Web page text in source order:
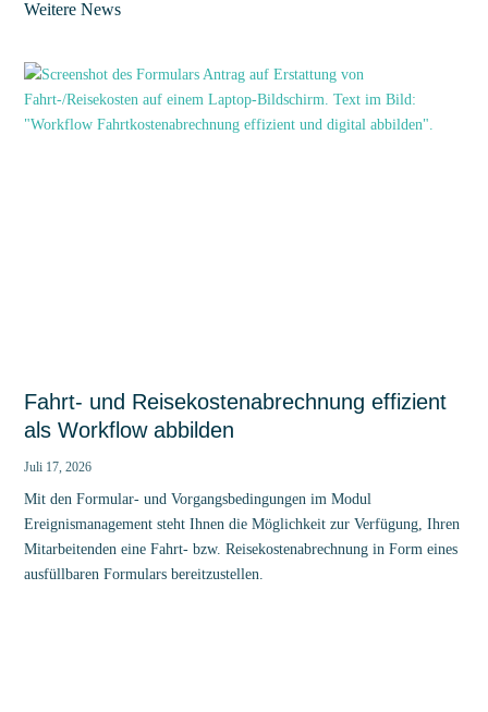
Weitere News
Fahrt- und Reisekostenabrechnung effizient
als Workflow abbilden
Juli 17, 2026
Mit den Formular- und Vorgangsbedingungen im Modul
Ereignismanagement steht Ihnen die Möglichkeit zur Verfügung, Ihren
Mitarbeitenden eine Fahrt- bzw. Reisekostenabrechnung in Form eines
ausfüllbaren Formulars bereitzustellen.